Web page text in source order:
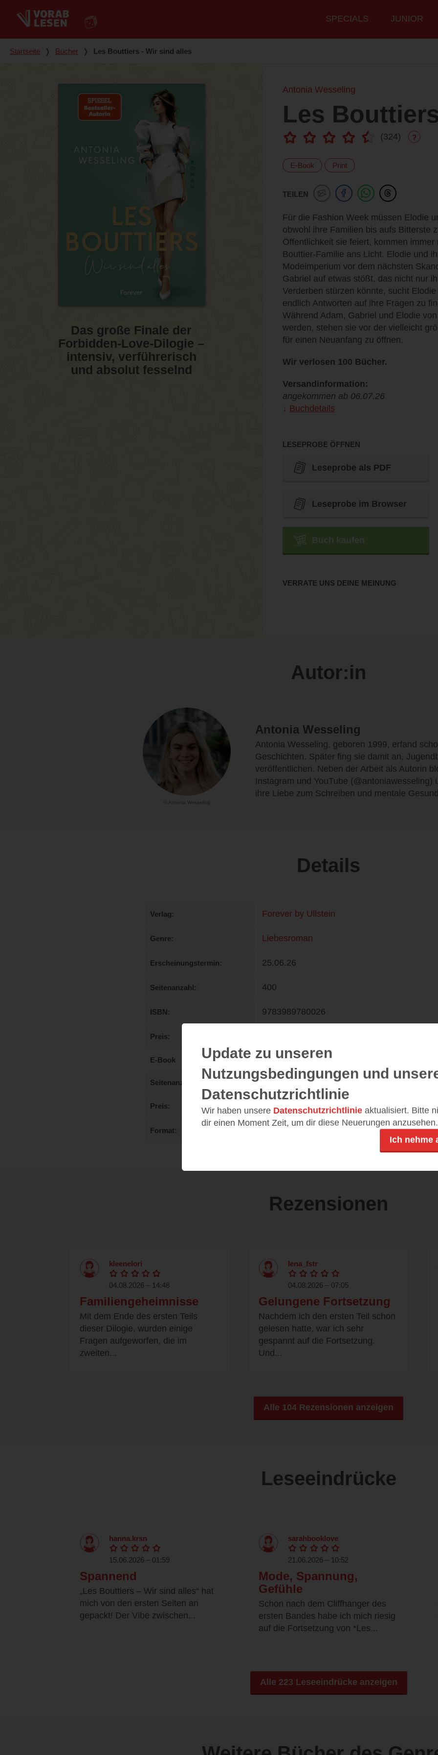
Hauptmenü
SPECIALS JUNIOR
Du bist hier
Startseite ❭ Bücher ❭ Les Bouttiers - Wir sind alles
Das große Finale der
Forbidden-Love-Dilogie –
intensiv, verführerisch
und absolut fesselnd
Antonia Wesseling
Les
(324) ?
E-Book Print
TEILEN
Für die Fashion Week müssen Elodie
obwohl ihre Familien bis aufs Bitterste
Öffentlichkeit sie feiert, kommen
Bouttier-Familie ans Licht. Elodie und
Modeimperium vor dem nächsten
Gabriel auf etwas stößt, das nicht nur
Verderben stürzen könnte, sucht
endlich Antworten auf ihre Fragen zu
Während Adam, Gabriel und Elodie
werden, stehen sie vor der vielleicht
für einen Neuanfang zu öffnen.
Wir verlosen 100 Bücher.
Versandinformation:
angekommen ab 06.07.26
Buchdetails
LESEPROBE ÖFFNEN
Leseprobe als PDF
Leseprobe im Browser
Buch kaufen
VERRATE UNS DEINE MEINUNG
Autor:in
© Antonia Wesseling
Antonia Wesseling
Antonia Wesseling, geboren 1999, erfand
Geschichten. Später fing sie damit an,
veröffentlichen. Neben der Arbeit als Autorin
Instagram und YouTube (@antoniawesseling)
ihre Liebe zum Schreiben und mentale
Details
Verlag Forever by Ullstein
Genre Liebesroman
Erscheinungstermin 25.06.26
Seitenanzahl 400
ISBN 9783989780026
Preis
E-Book
Seitenanzahl
Preis DE13,99 €
Format
Rezensionen
kleenelori
04.08.2026 – 14:48
Familiengeheimnisse
Mit dem Ende des ersten Teils
dieser Dilogie, wurden einige
Fragen aufgeworfen, die im
zweiten...
lena_fstr
04.08.2026 – 07:05
Gelungene Fortsetzung
Nachdem ich den ersten Teil schon
gelesen hatte, war ich sehr
gespannt auf die Fortsetzung.
Und...
Alle 104 Rezensionen anzeigen
Leseeindrücke
hanna.krsn
15.06.2026 – 01:59
Spannend
„Les Bouttiers – Wir sind alles“ hat
mich von den ersten Seiten an
gepackt! Der Vibe zwischen...
sarahbooklove
21.06.2026 – 10:52
Mode, Spannung,
Gefühle
Schon nach dem Cliffhanger des
ersten Bandes habe ich mich riesig
auf die Fortsetzung von *Les...
Alle 223 Leseeindrücke anzeigen
Update zu unseren
Nutzungsbedingungen und
Datenschutzrichtlinie
Wir haben unsere Datenschutzrichtlinie aktualisiert. Bitte
dir einen Moment Zeit, um dir diese Neuerungen anzusehen.
Ich nehme